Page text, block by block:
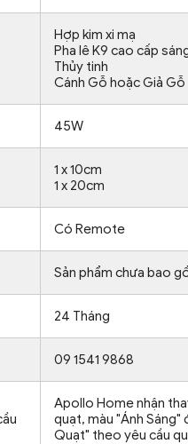
Hợp kim xi mạ
Pha lê K9 cao cấp
Thủy tinh
Cánh Gỗ hoặc Giả Gỗ
45W
1 x 10cm
1 x 20cm
Có Remote
Sản phẩm chưa bao
24 Tháng
09 1541 9868
Apollo Home nhận
quạt, màu "Ánh Sáng"
Quạt" theo yêu cầu